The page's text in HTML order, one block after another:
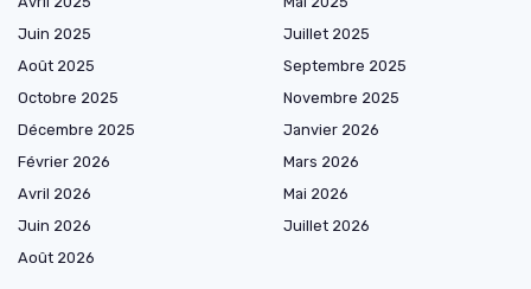
Juin 2025
Juillet 2025
Août 2025
Septembre 2025
Octobre 2025
Novembre 2025
Décembre 2025
Janvier 2026
Février 2026
Mars 2026
Avril 2026
Mai 2026
Juin 2026
Juillet 2026
Août 2026